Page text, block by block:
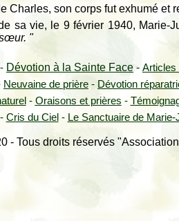
Charles, son corps fut exhumé et
sa vie, le 9 février 1940, Marie-
"
- Dévotion à la Sainte Face - Articles
Neuvaine de prière - Dévotion
- Oraisons et prières -
- Cris du Ciel - Le Sanctuaire de Marie-
- Tous droits réservés